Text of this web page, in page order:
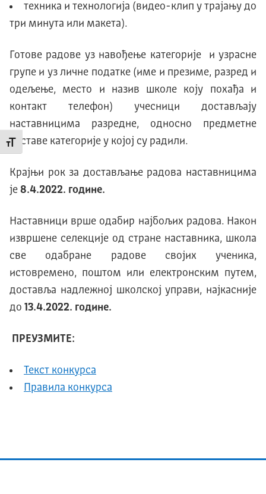
Промени величину слова
техника и технологија (видео-клип у трајању до
три минута или макета).
Готове радове уз навођење категорије и узрасне
групе и уз личне податке (име и презиме, разред и
одељење, место и назив школе коју похађа и
контакт телефон) учесници достављају
наставницима разредне, односно предметне
наставе категорије у којој су радили.
Крајњи рок за достављање радова наставницима
је 8.4.2022. године.
Наставници врше одабир најбољих радова. Након
извршене селекције од стране наставника, школа
све одабране радове својих ученика,
истовремено, поштом или електронским путем,
доставља надлежној школској управи, најкасније
до 13.4.2022. године.
ПРЕУЗМИТЕ:
Текст конкурса
Правила конкурса